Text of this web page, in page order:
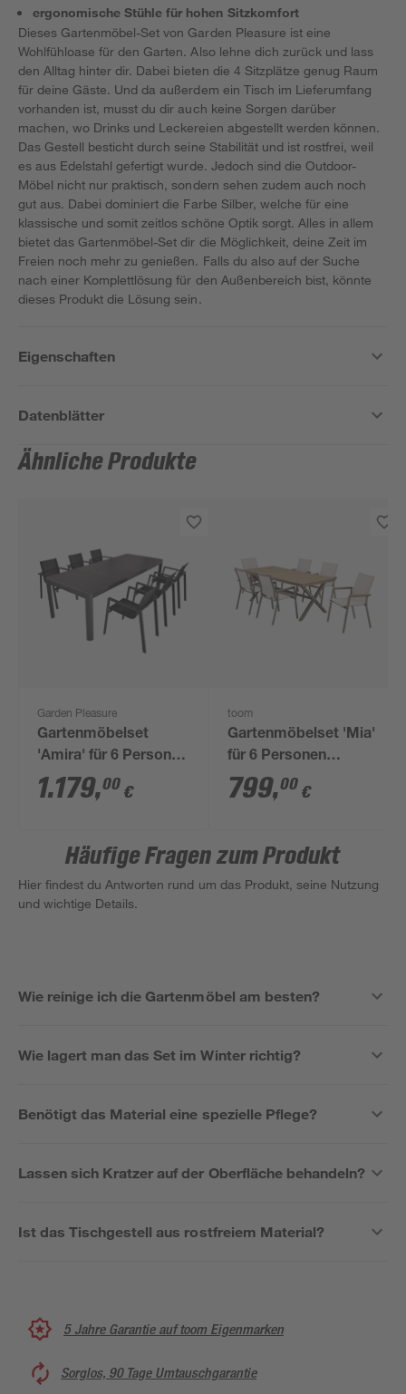
ergonomische Stühle für hohen Sitzkomfort
Dieses Gartenmöbel-Set von Garden Pleasure ist eine
Wohlfühloase für den Garten. Also lehne dich zurück und lass
den Alltag hinter dir. Dabei bieten die 4 Sitzplätze genug Raum
für deine Gäste. Und da außerdem ein Tisch im Lieferumfang
vorhanden ist, musst du dir auch keine Sorgen darüber
machen, wo Drinks und Leckereien abgestellt werden können.
Das Gestell besticht durch seine Stabilität und ist rostfrei, weil
es aus Edelstahl gefertigt wurde. Jedoch sind die Outdoor-
Möbel nicht nur praktisch, sondern sehen zudem auch noch
gut aus. Dabei dominiert die Farbe Silber, welche für eine
klassische und somit zeitlos schöne Optik sorgt. Alles in allem
bietet das Gartenmöbel-Set dir die Möglichkeit, deine Zeit im
Freien noch mehr zu genießen. Falls du also auf der Suche
nach einer Komplettlösung für den Außenbereich bist, könnte
dieses Produkt die Lösung sein.
Eigenschaften
Datenblätter
Ähnliche Produkte
Garden Pleasure
Gartenmöbelset
'Amira' für 6 Personen
Aluminium
1.179,00 €
toom
Gartenmöbelset 'Mia'
für 6 Personen
Aluminium
799,00 €
Häufige Fragen zum Produkt
Hier findest du Antworten rund um das Produkt, seine Nutzung
und wichtige Details.
Wie reinige ich die Gartenmöbel am besten?
Wie lagert man das Set im Winter richtig?
Benötigt das Material eine spezielle Pflege?
Lassen sich Kratzer auf der Oberfläche behandeln?
Ist das Tischgestell aus rostfreiem Material?
5 Jahre Garantie auf toom Eigenmarken
Sorglos, 90 Tage Umtauschgarantie